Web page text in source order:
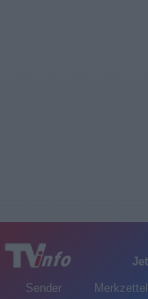
Sender
Merkzettel